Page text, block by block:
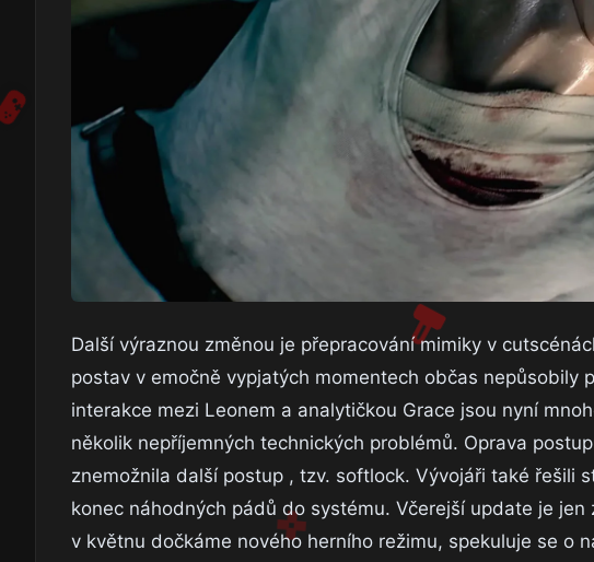
Další výraznou změnou je přepracování mimiky v
postav v emočně vypjatých momentech občas
interakce mezi Leonem a analytičkou Grace jsou nyní
několik nepříjemných technických problémů. Oprava
znemožnila další postup , tzv. softlock. Vývojáři také řešili
konec náhodných pádů do systému. Včerejší update je
v květnu dočkáme nového herního režimu, spekuluje se o